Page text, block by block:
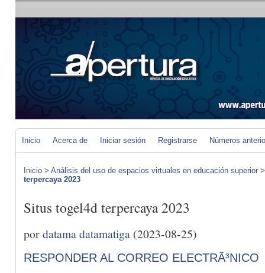
Inicio Acerca de Iniciar sesión Registrarse Números
Inicio > Análisis del uso de espacios virtuales en educación superior
terpercaya 2023
Situs togel4d terpercaya 2023
pordatama datamatiga (2023-08-25)
RESPONDER AL CORREO ELECTRÃ³NICO